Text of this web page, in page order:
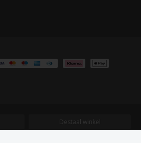
Destaal winkel